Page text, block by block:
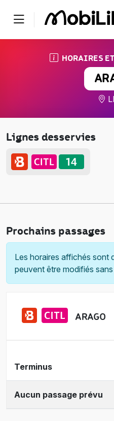
HORAIRES
Lignes desservies
Prochains passages
Les horaires affichés sont
peuvent être modifiés
ARAGO
Terminus
Aucun passage prévu